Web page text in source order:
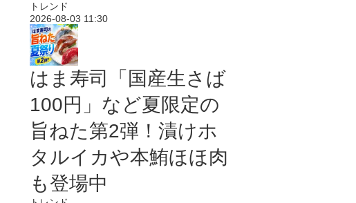
トレンド
2026-08-03 11:30
はま寿司「国産生さば
100円」など夏限定の
旨ねた第2弾！漬けホ
タルイカや本鮪ほほ肉
も登場中